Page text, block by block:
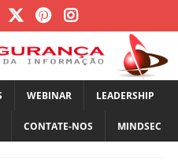
WEBINAR LEADERSHIP
CONTATE-NOS MINDSEC